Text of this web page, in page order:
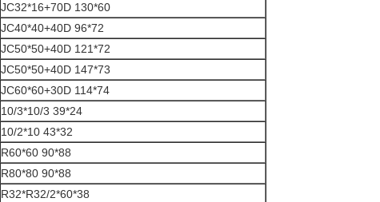
JC32*16+70D 130*60
JC40*40+40D 96*72
JC50*50+40D 121*72
JC50*50+40D 147*73
JC60*60+30D 114*74
10/3*10/3 39*24
10/2*10 43*32
R60*60 90*88
R80*80 90*88
R32*R32/2*60*38